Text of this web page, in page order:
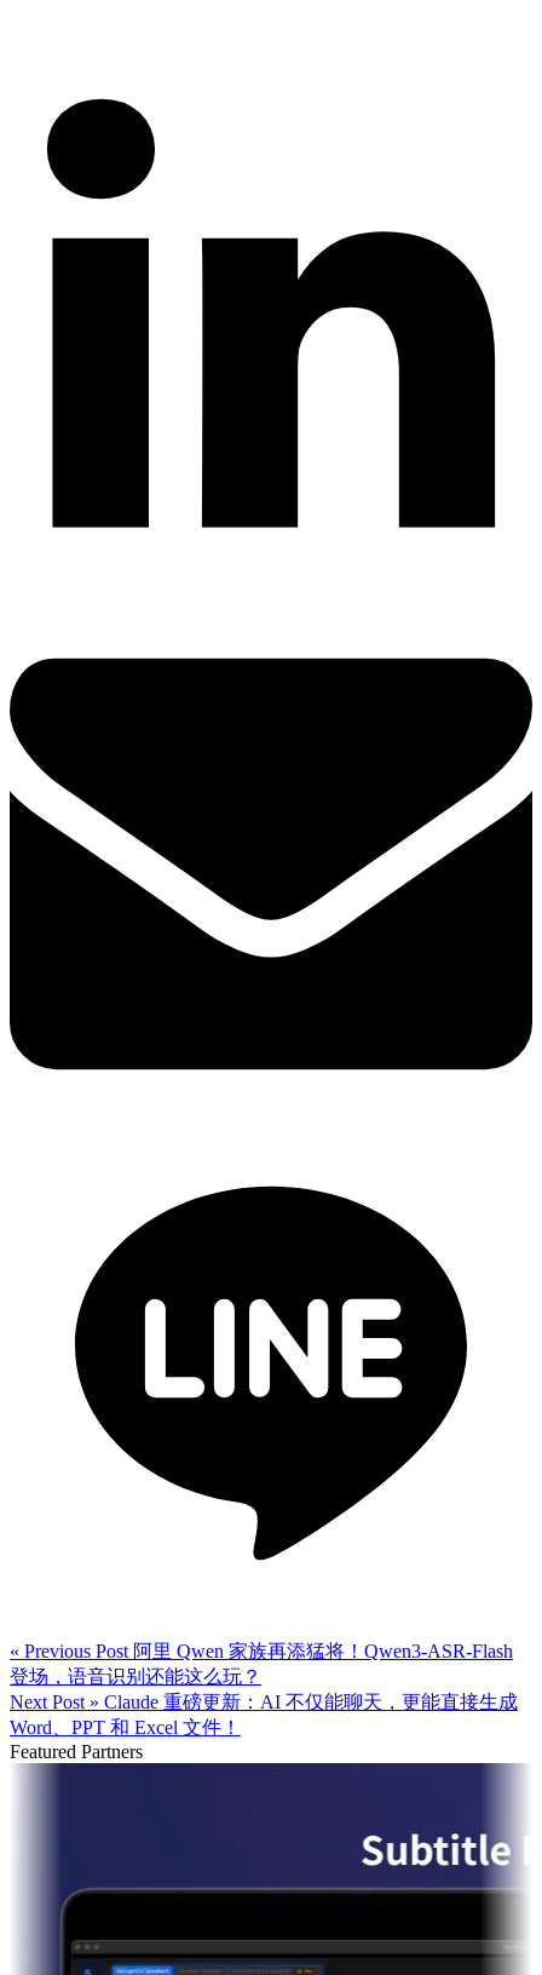
« Previous Post 阿里 Qwen 家族再添猛将！Qwen3-ASR-Flash
登场，语音识别还能这么玩？
Next Post » Claude 重磅更新：AI 不仅能聊天，更能直接生成
Word、PPT 和 Excel 文件！
Featured Partners